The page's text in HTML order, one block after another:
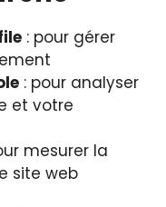
: pour gérer
: pour analyser
et votre
mesurer la
site web